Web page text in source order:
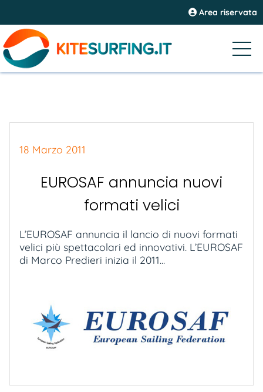
Area riservata
18 Marzo 2011
EUROSAF annuncia nuovi
formati velici
L’EUROSAF annuncia il lancio di nuovi formati
velici più spettacolari ed innovativi. L’EUROSAF
di Marco Predieri inizia il 2011...